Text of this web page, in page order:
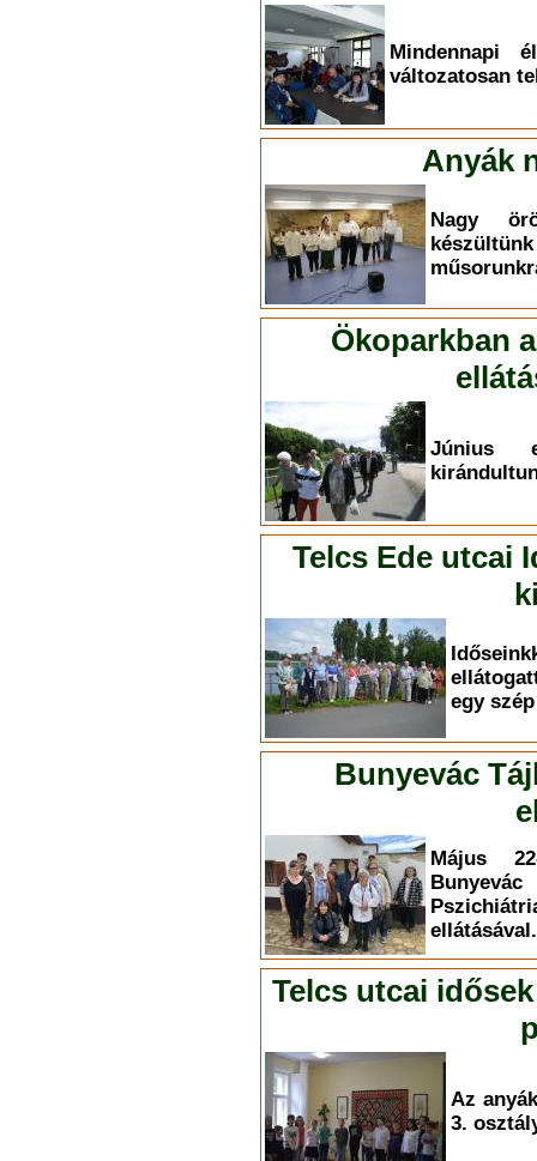
Mindennapi
változatosan
Anyák
Nagy
Ökoparkban
Június
Telcs Ede utcai
egy
Bunyevác
Május
ellátásával.
Telcs utcai
Az
3.